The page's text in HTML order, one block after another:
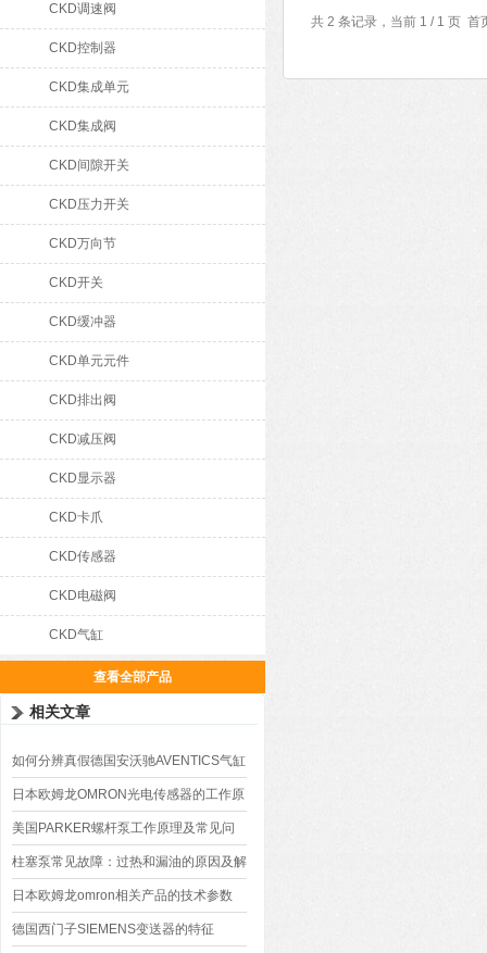
CKD调速阀
CKD控制器
CKD集成单元
CKD集成阀
CKD间隙开关
CKD压力开关
CKD万向节
CKD开关
CKD缓冲器
CKD单元元件
CKD排出阀
CKD减压阀
CKD显示器
CKD卡爪
CKD传感器
CKD电磁阀
CKD气缸
查看全部产品
相关文章
如何分辨真假德国安沃驰AVENTICS气缸
日本欧姆龙OMRON光电传感器的工作原
理
美国PARKER螺杆泵工作原理及常见问
题处理
柱塞泵常见故障：过热和漏油的原因及解
决方法
日本欧姆龙omron相关产品的技术参数
德国西门子SIEMENS变送器的特征
共 2 条记录，当前 1 / 1 页